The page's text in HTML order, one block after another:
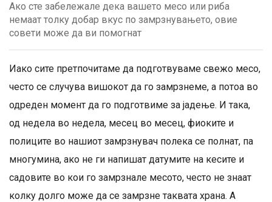
Ако сте забележале дека вашето месо или риба
немаат толку добар вкус по замрзнувањето, овие
совети може да ви помогнат
Иако сите претпочитаме да подготвуваме свежо месо,
често се случува вишокот да го замрзнеме, а потоа во
одреден момент да го подготвиме за јадење. И така,
од недела во недела, месец во месец, фиоките и
полиците во нашиот замрзнувач полека се полнат, па
многумина, ако не ги напишат датумите на кесите и
садовите во кои го замрзнале месото, често не знаат
колку долго може да се замрзне таквата храна. А